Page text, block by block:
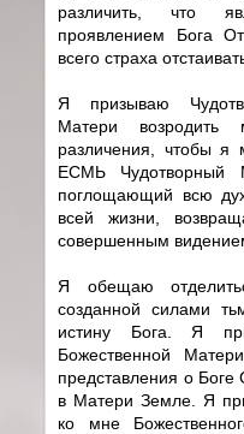
различить, что
проявлением Бога
всего страха
Я призываю
Матери возродить
различения, чтобы я
ЕСМЬ Чудотворный
поглощающий всю
всей жизни,
совершенным
Я обещаю
созданной силами
истину Бога. Я
Божественной
представления о
в Матери Земле. Я
ко мне